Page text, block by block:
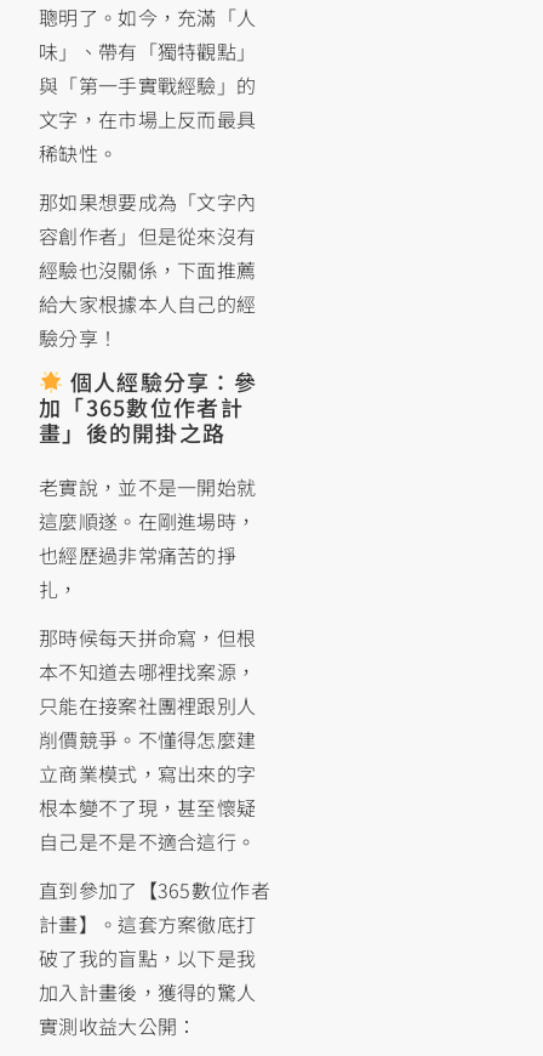
聰明了。如今，充滿「人
味」、帶有「獨特觀點」
與「第一手實戰經驗」的
文字，在市場上反而最具
稀缺性。
那如果想要成為「文字內
容創作者」但是從來沒有
經驗也沒關係，下面推薦
給大家根據本人自己的經
驗分享！
個人經驗分享：參
加「365數位作者計
畫」後的開掛之路
老實說，並不是一開始就
這麼順遂。在剛進場時，
也經歷過非常痛苦的掙
扎，
那時候每天拼命寫，但根
本不知道去哪裡找案源，
只能在接案社團裡跟別人
削價競爭。不懂得怎麼建
立商業模式，寫出來的字
根本變不了現，甚至懷疑
自己是不是不適合這行。
直到參加了【365數位作者
計畫】。這套方案徹底打
破了我的盲點，以下是我
加入計畫後，獲得的驚人
實測收益大公開：